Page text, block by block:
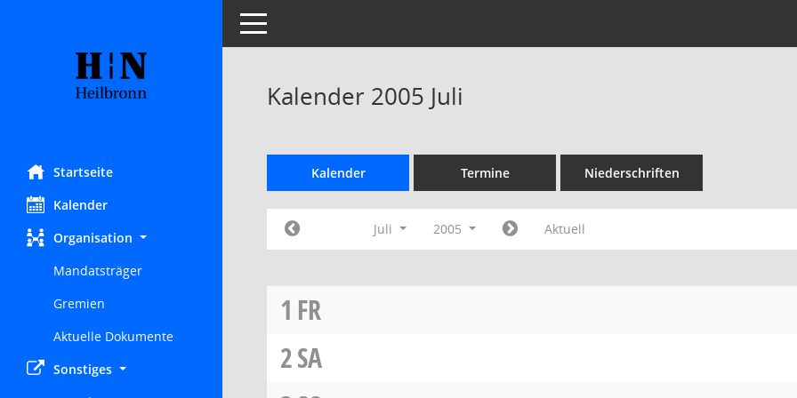
Startseite
Kalender
Organisation
Mandatsträger
Gremien
Aktuelle Dokumente
Sonstiges
Toggle navigation
Kalender 2005 Juli
Kalender Termine Niederschriften
Juli 2005 Aktuell
1 FR
2SA